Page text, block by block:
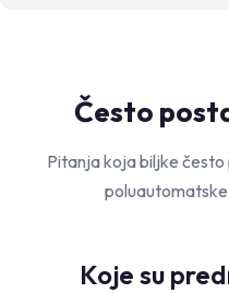
Često
Pitanja koja biljke
Koje su